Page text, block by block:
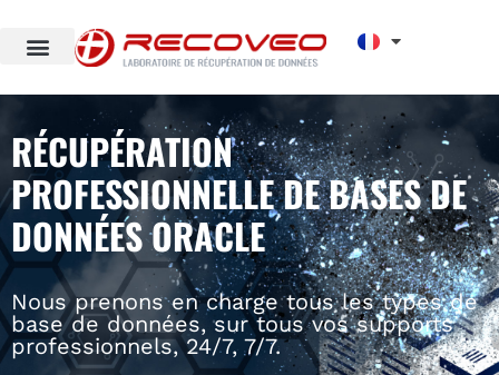
RÉCUPÉRATION
PROFESSIONNELLE DE BASES DE
DONNÉES ORACLE
Nous prenons en charge tous les types de
base de données, sur tous vos supports
professionnels, 24/7, 7/7.